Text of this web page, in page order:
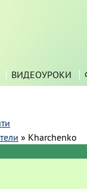
ВИДЕОУРОКИ
» Kharchenko